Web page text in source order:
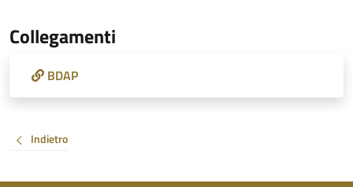
Collegamenti
BDAP
Indietro